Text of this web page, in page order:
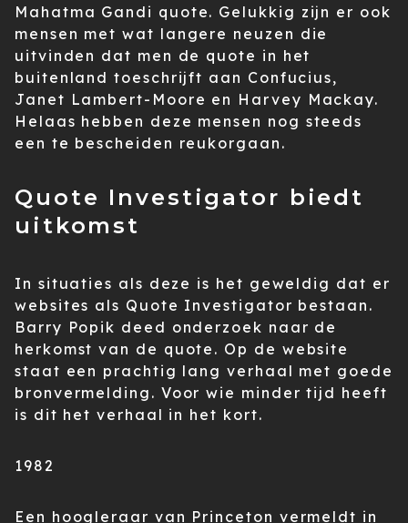
Mahatma Gandi quote. Gelukkig zijn er ook
mensen met wat langere neuzen die
uitvinden dat men de quote in het
buitenland toeschrijft aan Confucius,
Janet Lambert-Moore en Harvey Mackay.
Helaas hebben deze mensen nog steeds
een te bescheiden reukorgaan.
Quote Investigator biedt
uitkomst
In situaties als deze is het geweldig dat er
websites als Quote Investigator bestaan.
Barry Popik deed onderzoek naar de
herkomst van de quote. Op de website
staat een prachtig lang verhaal met goede
bronvermelding. Voor wie minder tijd heeft
is dit het verhaal in het kort.
1982
Een hoogleraar van Princeton vermeldt in